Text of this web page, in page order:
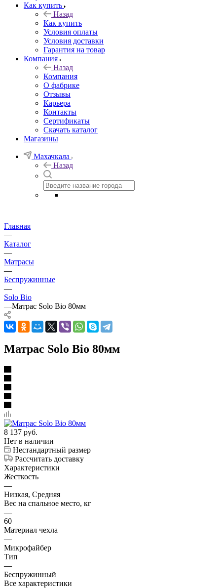
Как купить
Назад
Как купить
Условия оплаты
Условия доставки
Гарантия на товар
Компания
Назад
Компания
О фабрике
Отзывы
Карьера
Контакты
Сертификаты
Скачать каталог
Магазины
Махачкала
Назад
Главная
—
Каталог
—
Матрасы
—
Беспружинные
—
Solo Bio
—Матрас Solo Bio 80мм
Матрас Solo Bio 80мм
8 137 руб.
Нет в наличии
Нестандартный размер
Рассчитать доставку
Характеристики
Жесткость
—
Низкая, Средняя
Вес на спальное место, кг
—
60
Материал чехла
—
Микрофайбер
Тип
—
Беспружинный
Все характеристики